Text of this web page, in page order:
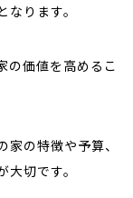
ります。
の価値を高めるこ
の特徴や予算、
切です。